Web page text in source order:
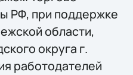
РФ, при поддержке
области,
округа г.
работодателей